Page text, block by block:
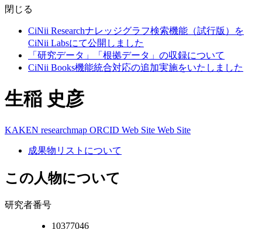
閉じる
CiNii Researchナレッジグラフ検索機能（試行版）を
CiNii Labsにて公開しました
「研究データ」「根拠データ」の収録について
CiNii Books機能統合対応の追加実施をいたしました
生稲 史彦
KAKEN researchmap ORCID Web Site Web Site
成果物リストについて
この人物について
研究者番号
10377046